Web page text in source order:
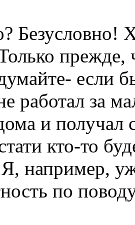
Безусловно!
прежде,
если
работал за
и
кто-то
например,
по